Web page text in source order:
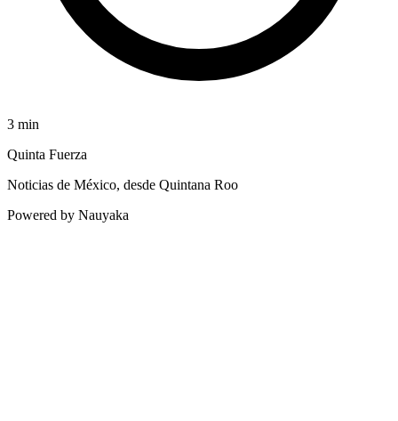
3 min
Quinta Fuerza
Noticias de México, desde Quintana Roo
Powered by Nauyaka